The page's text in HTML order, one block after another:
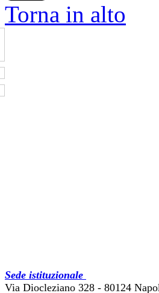
Torna in alto
Sede istituzionale
Via Diocleziano 328 - 80124